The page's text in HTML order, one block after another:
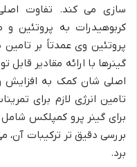
سازی می کند. تفاوت
کربوهیدرات به پروتئین
پروتئین وی عمدتاً بر تامین
گینرها با ارائه مقادیر
اصلی شان کمک به افزایش
تامین انرژی لازم برای
برای گینر پرو کمپلکس
بررسی دقیق تر ترکیبات
برد.